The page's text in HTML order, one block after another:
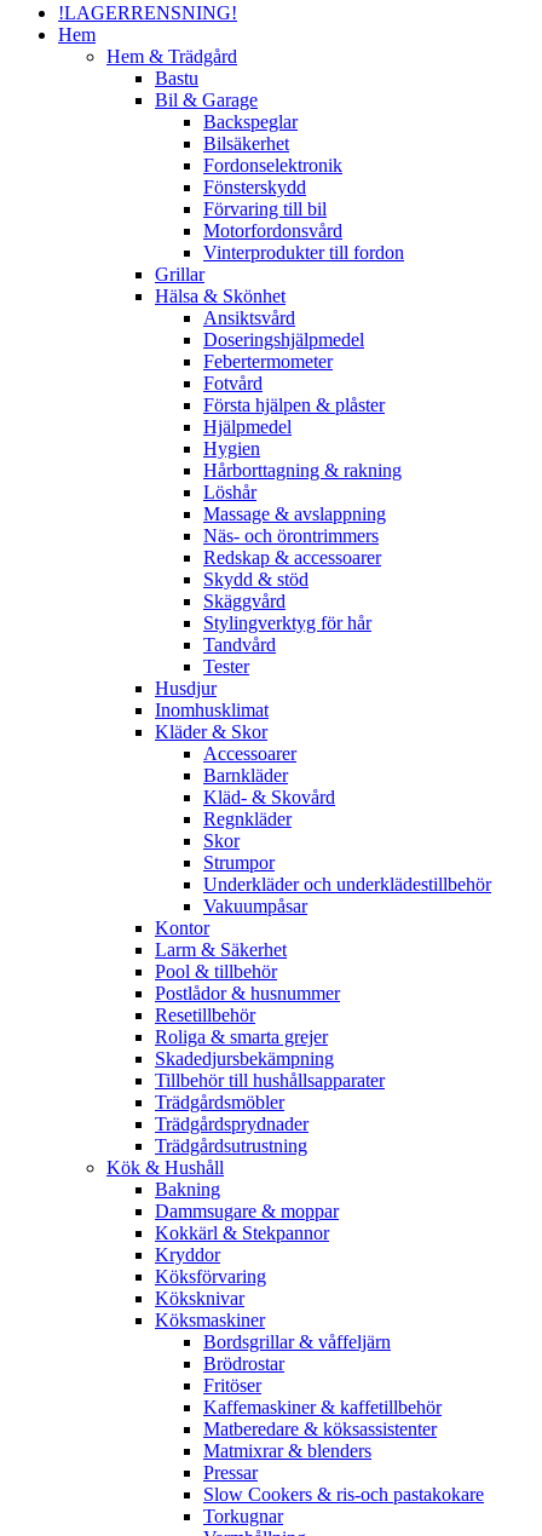
!LAGERRENSNING!
Hem
Hem & Trädgård
Bastu
Bil & Garage
Backspeglar
Bilsäkerhet
Fordonselektronik
Fönsterskydd
Förvaring till bil
Motorfordonsvård
Vinterprodukter till fordon
Grillar
Hälsa & Skönhet
Ansiktsvård
Doseringshjälpmedel
Febertermometer
Fotvård
Första hjälpen & plåster
Hjälpmedel
Hygien
Hårborttagning & rakning
Löshår
Massage & avslappning
Näs- och örontrimmers
Redskap & accessoarer
Skydd & stöd
Skäggvård
Stylingverktyg för hår
Tandvård
Tester
Husdjur
Inomhusklimat
Kläder & Skor
Accessoarer
Barnkläder
Kläd- & Skovård
Regnkläder
Skor
Strumpor
Underkläder och underklädestillbehör
Vakuumpåsar
Kontor
Larm & Säkerhet
Pool & tillbehör
Postlådor & husnummer
Resetillbehör
Roliga & smarta grejer
Skadedjursbekämpning
Tillbehör till hushållsapparater
Trädgårdsmöbler
Trädgårdsprydnader
Trädgårdsutrustning
Kök & Hushåll
Bakning
Dammsugare & moppar
Kokkärl & Stekpannor
Kryddor
Köksförvaring
Köksknivar
Köksmaskiner
Bordsgrillar & våffeljärn
Brödrostar
Fritöser
Kaffemaskiner & kaffetillbehör
Matberedare & köksassistenter
Matmixrar & blenders
Pressar
Slow Cookers & ris-och pastakokare
Torkugnar